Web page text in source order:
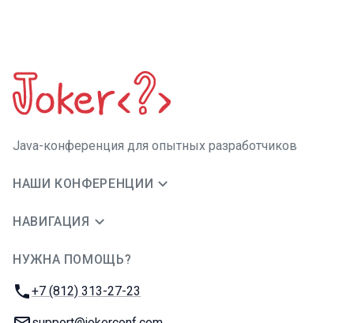
Java-конференция для опытных разработчиков
НАШИ КОНФЕРЕНЦИИ
НАВИГАЦИЯ
НУЖНА ПОМОЩЬ?
Телефон:
+7 (812) 313-27-23